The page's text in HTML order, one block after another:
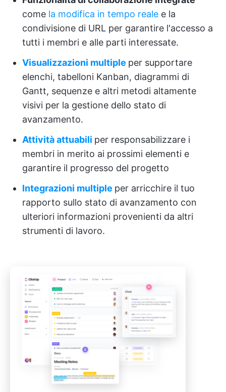
come la modifica in tempo reale e la
condivisione di URL per garantire l'accesso a
tutti i membri e alle parti interessate.
Visualizzazioni multiple per supportare
elenchi, tabelloni Kanban, diagrammi di
Gantt, sequenze e altri metodi altamente
visivi per la gestione dello stato di
avanzamento.
Attività attuabili per responsabilizzare i
membri in merito ai prossimi elementi e
garantire il progresso del progetto
Integrazioni multiple per arricchire il tuo
rapporto sullo stato di avanzamento con
ulteriori informazioni provenienti da altri
strumenti di lavoro.